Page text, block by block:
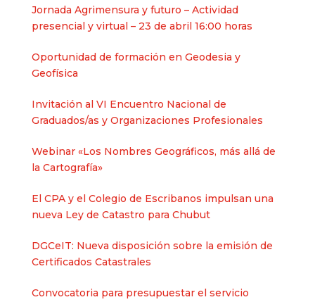
Jornada Agrimensura y futuro – Actividad
presencial y virtual – 23 de abril 16:00 horas
Oportunidad de formación en Geodesia y
Geofísica
Invitación al VI Encuentro Nacional de
Graduados/as y Organizaciones Profesionales
Webinar «Los Nombres Geográficos, más allá de
la Cartografía»
El CPA y el Colegio de Escribanos impulsan una
nueva Ley de Catastro para Chubut
DGCeIT: Nueva disposición sobre la emisión de
Certificados Catastrales
Convocatoria para presupuestar el servicio